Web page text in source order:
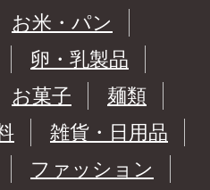
お米・パン
卵・乳製品
お菓子
麺類
雑貨・日用品
ファッション